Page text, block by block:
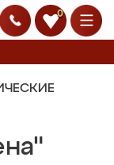
0